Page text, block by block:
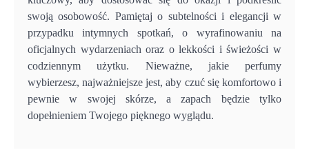
swoją osobowość. Pamiętaj o subtelności i elegancji w
przypadku intymnych spotkań, o wyrafinowaniu na
oficjalnych wydarzeniach oraz o lekkości i świeżości w
codziennym użytku. Nieważne, jakie perfumy
wybierzesz, najważniejsze jest, aby czuć się komfortowo i
pewnie w swojej skórze, a zapach będzie tylko
dopełnieniem Twojego pięknego wyglądu.